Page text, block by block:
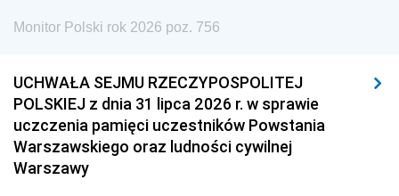
Monitor Polski rok 2026 poz. 756
UCHWAŁA SEJMU RZECZYPOSPOLITEJ
POLSKIEJ z dnia 31 lipca 2026 r. w sprawie
uczczenia pamięci uczestników Powstania
Warszawskiego oraz ludności cywilnej
Warszawy